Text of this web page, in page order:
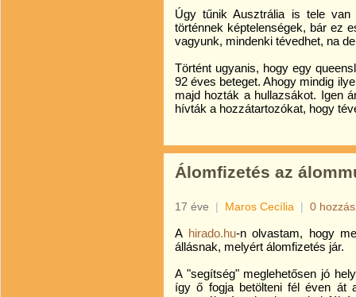
Úgy tűnik Ausztrália is tele van
történnek képtelenségek, bár ez
vagyunk, mindenki tévedhet, na
Történt ugyanis, hogy egy
92 éves beteget. Ahogy mindig
majd hozták a hullazsákot. Igen
hívták a hozzátartozókat, hogy
Álomfizetés az
17 éve | Maros Cecília | 0
Ahirado.hu-n olvastam, hogy
állásnak, melyért álomfizetés jár.
A "segítség" meglehetősen jó
így ő fogja betölteni fél éven át